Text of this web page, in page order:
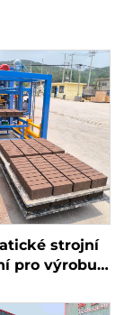
strojní
pro výrobu
15 úplně